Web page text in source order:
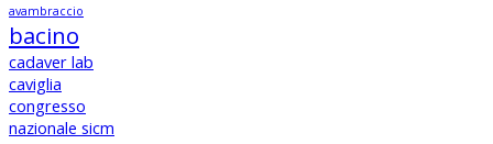
avambraccio
bacino
cadaver lab
caviglia
congresso
nazionale sicm